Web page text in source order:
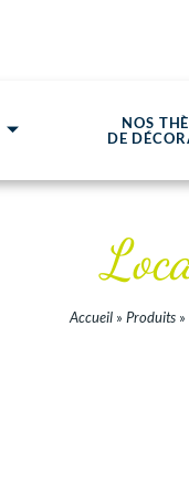
NOS
DE
Accueil» Produits»